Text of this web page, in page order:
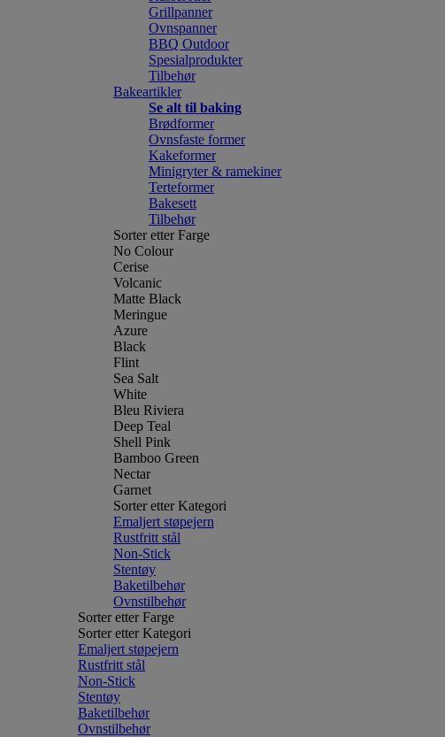
Grillpanner
Ovnspanner
BBQ Outdoor
Spesialprodukter
Tilbehør
Bakeartikler
Se alt til baking
Brødformer
Ovnsfaste former
Kakeformer
Minigryter & ramekiner
Terteformer
Bakesett
Tilbehør
Sorter etter Farge
No Colour
Cerise
Volcanic
Matte Black
Meringue
Azure
Black
Flint
Sea Salt
White
Bleu Riviera
Deep Teal
Shell Pink
Bamboo Green
Nectar
Garnet
Sorter etter Kategori
Emaljert støpejern
Rustfritt stål
Non-Stick
Stentøy
Baketilbehør
Ovnstilbehør
Sorter etter Farge
Sorter etter Kategori
Emaljert støpejern
Rustfritt stål
Non-Stick
Stentøy
Baketilbehør
Ovnstilbehør